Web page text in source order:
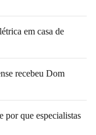
em casa de
recebeu Dom
por que especialistas